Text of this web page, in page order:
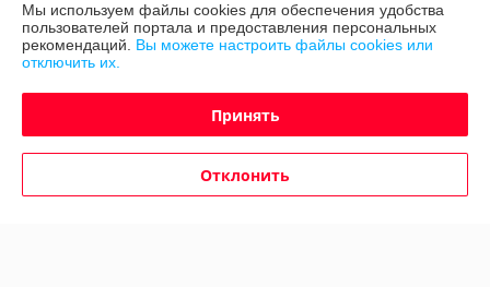
График работы
Политика обработки cookies
Сайт создан на платформе Deal.by
Мы используем файлы cookies для обеспечения удобства
пользователей портала и предоставления персональных
рекомендаций. Вы можете настроить файлы cookies или
отключить их.
Принять
Отклонить